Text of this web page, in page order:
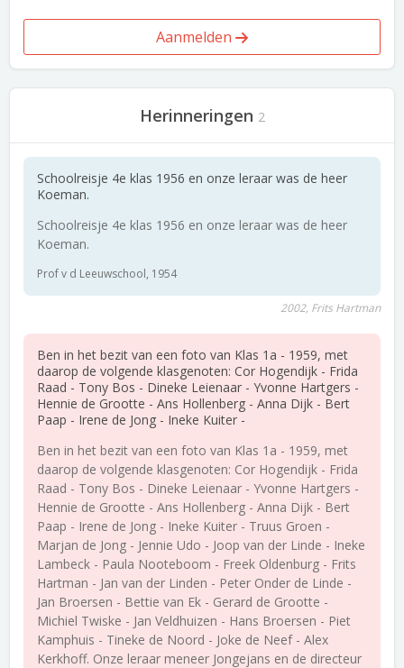
Aanmelden
Herinneringen 2
Schoolreisje 4e klas 1956 en onze leraar was de heer
Koeman.
Schoolreisje 4e klas 1956 en onze leraar was de heer
Koeman.
Prof v d Leeuwschool, 1954
2002, Frits Hartman
Ben in het bezit van een foto van Klas 1a - 1959, met
daarop de volgende klasgenoten: Cor Hogendijk - Frida
Raad - Tony Bos - Dineke Leienaar - Yvonne Hartgers -
Hennie de Grootte - Ans Hollenberg - Anna Dijk - Bert
Paap - Irene de Jong - Ineke Kuiter -
Ben in het bezit van een foto van Klas 1a - 1959, met
daarop de volgende klasgenoten: Cor Hogendijk - Frida
Raad - Tony Bos - Dineke Leienaar - Yvonne Hartgers -
Hennie de Grootte - Ans Hollenberg - Anna Dijk - Bert
Paap - Irene de Jong - Ineke Kuiter - Truus Groen -
Marjan de Jong - Jennie Udo - Joop van der Linde - Ineke
Lambeck - Paula Nooteboom - Freek Oldenburg - Frits
Hartman - Jan van der Linden - Peter Onder de Linde -
Jan Broersen - Bettie van Ek - Gerard de Grootte -
Michiel Twiske - Jan Veldhuizen - Hans Broersen - Piet
Kamphuis - Tineke de Noord - Joke de Neef - Alex
Kerkhoff. Onze leraar meneer Jongejans en de directeur